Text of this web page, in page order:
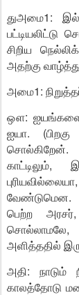
துஅமை1:
பட்டியலிட்டு
சிறிய
அதற்கு
அமை1:
ஔ: ஐயங்களை
ஐயா.
காட்டிலும்,
வேண்டுமென.
பெற்ற
அளித்ததில்
அதி: நாடும்
காலத்தோடு